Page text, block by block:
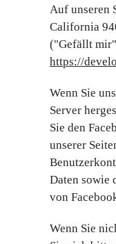
Auf unseren
California
("Gefällt
https://
Wenn Sie
Server
Sie den
unserer
Daten sowie
von
Wenn Sie